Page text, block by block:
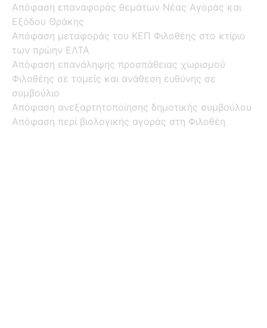
Απόφαση επαναφοράς θεμάτων Νέας Αγοράς και
Εξόδου Θράκης
Απόφαση μεταφοράς του ΚΕΠ Φιλοθέης στο κτίριο
των πρώην ΕΛΤΑ
Απόφαση επανάληψης προσπάθειας χωρισμού
Φιλοθέης σε τομείς και ανάθεση ευθύνης σε
συμβούλιο
Απόφαση ανεξαρτητοποίησης δημοτικής συμβούλου
Απόφαση περί βιολογικής αγοράς στη Φιλοθέη